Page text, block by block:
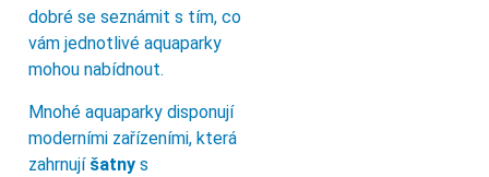
dobré se seznámit s tím, co
vám jednotlivé aquaparky
mohou nabídnout.
Mnohé aquaparky disponují
moderními zařízeními, která
zahrnují šatny s